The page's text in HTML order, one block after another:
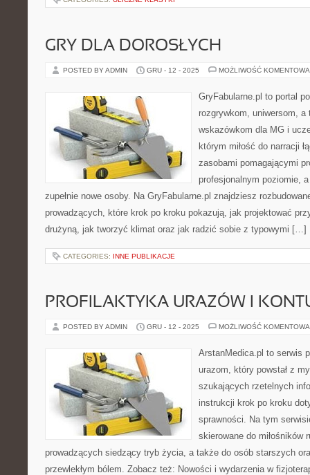
GRY DLA DOROSŁYCH
POSTED BY ADMIN GRU - 12 - 2025 MOŻLIWOŚĆ
GryFabularne.pl to portal
rozgrywkom, uniwersom,
wskazówkom dla MG i
którym miłość do narracji
zasobami pomagającymi
profesjonalnym poziomie,
zupełnie nowe osoby. Na GryFabularne.pl znajdziesz
prowadzących, które krok po kroku pokazują, jak projektować
drużyną, jak tworzyć klimat oraz jak radzić sobie z typowymi […]
CATEGORIES: INNE PUBLIKACJE
PROFILAKTYKA URAZÓW I
POSTED BY ADMIN GRU - 12 - 2025 MOŻLIWOŚĆ
ArstanMedica.pl to serwis
urazom, który powstał z
szukających rzetelnych
instrukcji krok po kroku
sprawności. Na tym
skierowane do miłośników
prowadzących siedzący tryb życia, a także do osób starszych
przewlekłym bólem. Zobacz też: Nowości i wydarzenia w